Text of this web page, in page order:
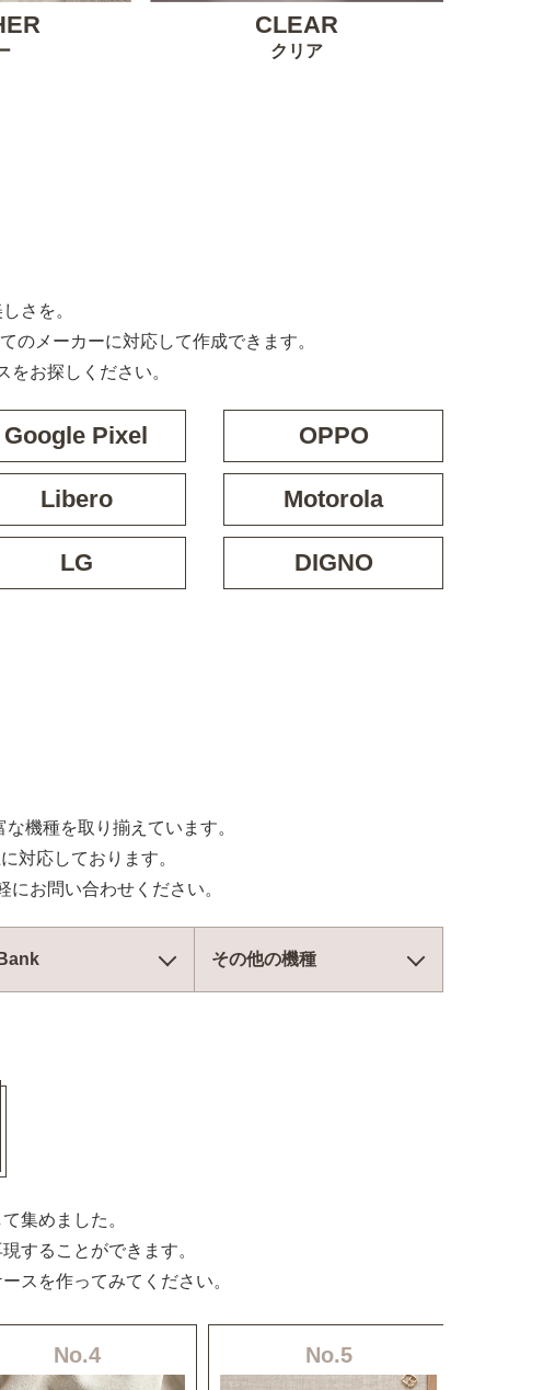
CLEAR
クリア
さを。
メーカーに対応して作成できます。
お探しください。
Google Pixel OPPO
Libero Motorola
LG DIGNO
機種を取り揃えています。
対応しております。
お問い合わせください。
その他の機種
集めました。
することができます。
スを作ってみてください。
No.4 No.5